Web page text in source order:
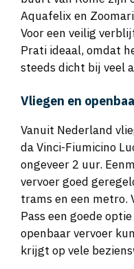
Aquafelix en
Voor een veilig
Prati ideaal, omdat
steeds dicht bij veel
Vliegen en
Vanuit Nederland
da Vinci-Fiumicino
ongeveer 2 uur.
vervoer goed
trams en een metro.
Pass een goede
openbaar vervoer
krijgt op vele